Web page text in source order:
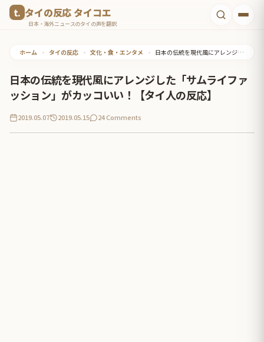
タイの反応 タイコエ
日本・海外ニュースのタイの声を翻訳
ホーム • タイの反応 • 文化・食・エンタメ • 日本の伝統を現代風にアレンジした「サムライファッション」がカッコいい！【タイ人の反応】
日本の伝統を現代風にアレンジした「サムライファ
ッション」がカッコいい！【タイ人の反応】
2019.05.07 2019.05.15 24 Comments